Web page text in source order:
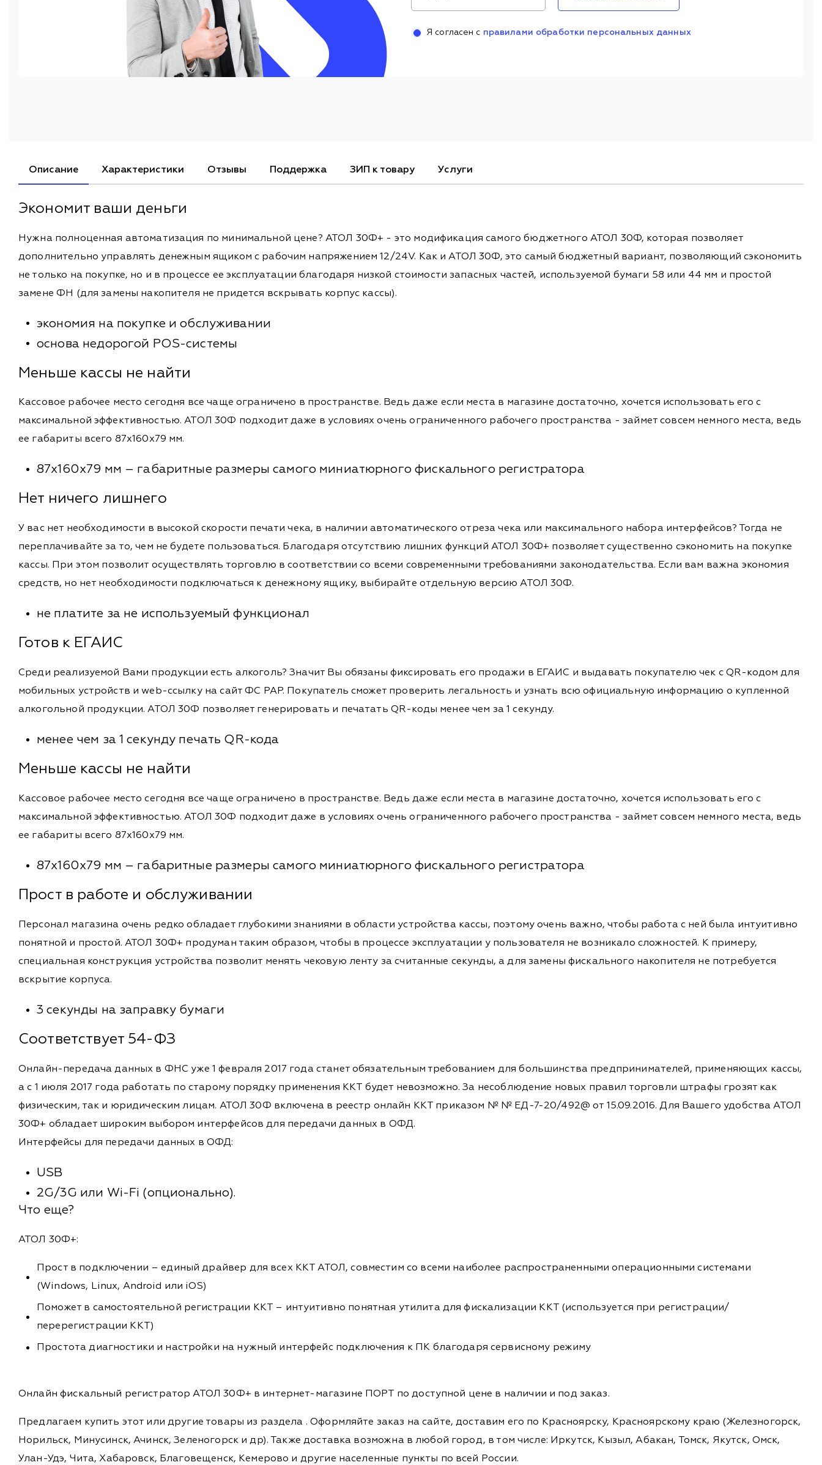
Я согласен с правилами обработки персональных данных
Описание Характеристики Отзывы Поддержка ЗИП к товару Услуги
Экономит ваши деньги
Нужна полноценная автоматизация по минимальной цене? АТОЛ 30Ф+ - это модификация самого бюджетного АТОЛ 30Ф, которая позволяет
дополнительно управлять денежным ящиком c рабочим напряжением 12/24V. Как и АТОЛ 30Ф, это самый бюджетный вариант, позволяющий сэкономить
не только на покупке, но и в процессе ее эксплуатации благодаря низкой стоимости запасных частей, используемой бумаги 58 или 44 мм и простой
замене ФН (для замены накопителя не придется вскрывать корпус кассы).
экономия на покупке и обслуживании
основа недорогой POS-системы
Меньше кассы не найти
Кассовое рабочее место сегодня все чаще ограничено в пространстве. Ведь даже если места в магазине достаточно, хочется использовать его с
максимальной эффективностью. АТОЛ 30Ф подходит даже в условиях очень ограниченного рабочего пространства - займет совсем немного места, ведь
ее габариты всего 87х160х79 мм.
87х160х79 мм – габаритные размеры самого миниатюрного фискального регистратора
Нет ничего лишнего
У вас нет необходимости в высокой скорости печати чека, в наличии автоматического отреза чека или максимального набора интерфейсов? Тогда не
переплачивайте за то, чем не будете пользоваться. Благодаря отсутствию лишних функций АТОЛ 30Ф+ позволяет существенно сэкономить на покупке
кассы. При этом позволит осуществлять торговлю в соответствии со всеми современными требованиями законодательства. Если вам важна экономия
средств, но нет необходимости подключаться к денежному ящику, выбирайте отдельную версию АТОЛ 30Ф.
не платите за не используемый функционал
Готов к ЕГАИС
Среди реализуемой Вами продукции есть алкоголь? Значит Вы обязаны фиксировать его продажи в ЕГАИС и выдавать покупателю чек с QR-кодом для
мобильных устройств и web-ссылку на сайт ФС РАР. Покупатель сможет проверить легальность и узнать всю официальную информацию о купленной
алкогольной продукции. АТОЛ 30Ф позволяет генерировать и печатать QR-коды менее чем за 1 секунду.
менее чем за 1 секунду печать QR-кода
Меньше кассы не найти
Кассовое рабочее место сегодня все чаще ограничено в пространстве. Ведь даже если места в магазине достаточно, хочется использовать его с
максимальной эффективностью. АТОЛ 30Ф подходит даже в условиях очень ограниченного рабочего пространства - займет совсем немного места, ведь
ее габариты всего 87х160х79 мм.
87х160х79 мм – габаритные размеры самого миниатюрного фискального регистратора
Прост в работе и обслуживании
Персонал магазина очень редко обладает глубокими знаниями в области устройства кассы, поэтому очень важно, чтобы работа с ней была интуитивно
понятной и простой. АТОЛ 30Ф+ продуман таким образом, чтобы в процессе эксплуатации у пользователя не возникало сложностей. К примеру,
специальная конструкция устройства позволит менять чековую ленту за считанные секунды, а для замены фискального накопителя не потребуется
вскрытие корпуса.
3 секунды на заправку бумаги
Соответствует 54-ФЗ
Онлайн-передача данных в ФНС уже 1 февраля 2017 года станет обязательным требованием для большинства предпринимателей, применяющих кассы,
а с 1 июля 2017 года работать по старому порядку применения ККТ будет невозможно. За несоблюдение новых правил торговли штрафы грозят как
физическим, так и юридическим лицам. АТОЛ 30Ф включена в реестр онлайн ККТ приказом № № ЕД-7-20/492@ от 15.09.2016. Для Вашего удобства АТОЛ
30Ф+ обладает широким выбором интерфейсов для передачи данных в ОФД.
Интерфейсы для передачи данных в ОФД:
USB
2G/3G или Wi-Fi (опционально).
Что еще?
АТОЛ 30Ф+:
Прост в подключении – единый драйвер для всех ККТ АТОЛ, совместим со всеми наиболее распространенными операционными системами
(Windows, Linux, Android или iOS)
Поможет в самостоятельной регистрации ККТ – интуитивно понятная утилита для фискализации ККТ (используется при регистрации/
перерегистрации ККТ)
Простота диагностики и настройки на нужный интерфейс подключения к ПК благодаря сервисному режиму
Онлайн фискальный регистратор АТОЛ 30Ф+ в интернет-магазине ПОРТ по доступной цене в наличии и под заказ.
Предлагаем купить этот или другие товары из раздела . Оформляйте заказ на сайте, доставим его по Красноярску, Красноярскому краю (Железногорск,
Норильск, Минусинск, Ачинск, Зеленогорск и др). Также доставка возможна в любой город, в том числе: Иркутск, Кызыл, Абакан, Томск, Якутск, Омск,
Улан-Удэ, Чита, Хабаровск, Благовещенск, Кемерово и другие населенные пункты по всей России.